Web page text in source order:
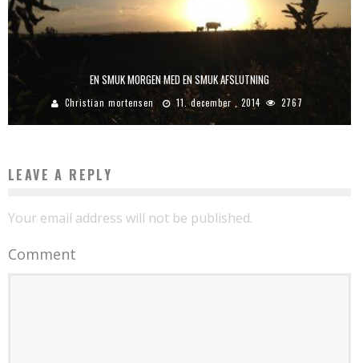
EN SMUK MORGEN MED EN SMUK AFSLUTNING
Christian mortensen 11. december , 2014 2767
LEAVE A REPLY
Your email address will not be published.
Comment